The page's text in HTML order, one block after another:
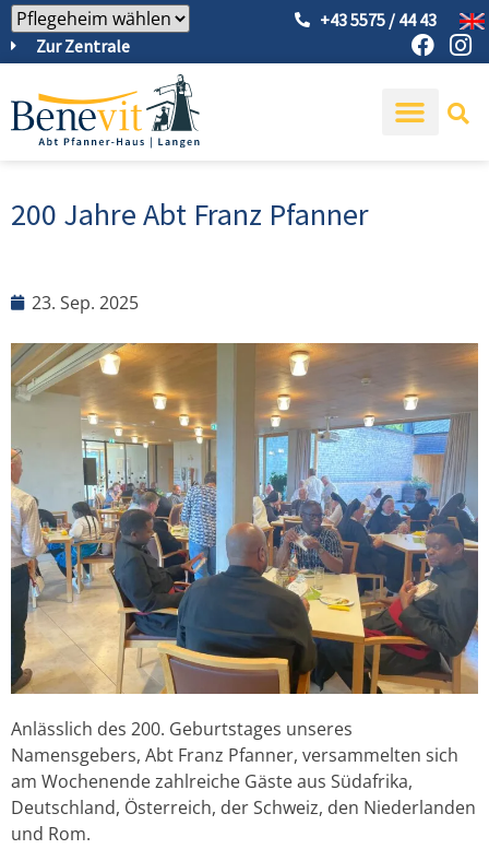
Zur Zentrale
+43 5575 / 44 43
200 Jahre Abt Franz Pfanner
23. Sep. 2025
Anlässlich des 200. Geburtstages unseres
Namensgebers, Abt Franz Pfanner, versammelten sich
am Wochenende zahlreiche Gäste aus Südafrika,
Deutschland, Österreich, der Schweiz, den Niederlanden
und Rom.